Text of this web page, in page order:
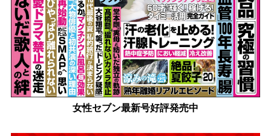
女性セブン最新号好評発売中